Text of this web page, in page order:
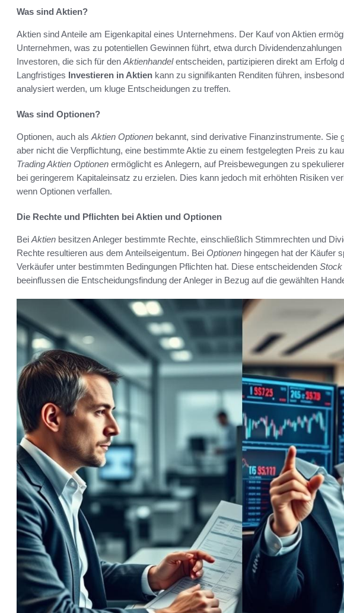
Was sind Aktien?
Aktien sind Anteile am Eigenkapital eines Unternehmens. Der Kauf von Aktien
Unternehmen, was zu potentiellen Gewinnen führt, etwa durch
Investoren, die sich für denAktienhandelentscheiden, partizipieren direkt am Erfolg
Langfristiges Investieren in Aktien kann zu signifikanten Renditen führen,
analysiert werden, um kluge Entscheidungen zu treffen.
Was sind Optionen?
Optionen, auch alsAktien Optionen bekannt, sind derivative Finanzinstrumente. Sie
aber nicht die Verpflichtung, eine bestimmte Aktie zu einem festgelegten Preis zu
Trading Aktien Optionen ermöglicht es Anlegern, auf Preisbewegungen zu
bei geringerem Kapitaleinsatz zu erzielen. Dies kann jedoch mit erhöhten Risiken
wenn Optionen verfallen.
Die Rechte und Pflichten bei Aktien und Optionen
BeiAktien besitzen Anleger bestimmte Rechte, einschließlich Stimmrechten und
Rechte resultieren aus dem Anteilseigentum. Bei Optionen hingegen hat der Käufer
Verkäufer unter bestimmten Bedingungen Pflichten hat. Diese entscheidenden Stock
beeinflussen die Entscheidungsfindung der Anleger in Bezug auf die gewählten